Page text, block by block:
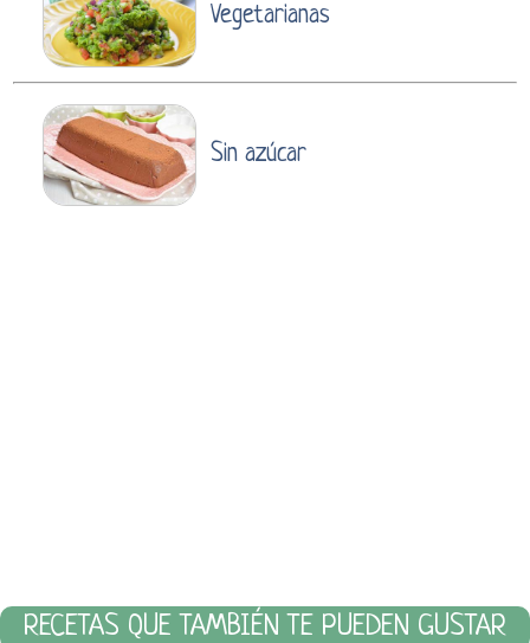
Vegetarianas
Sin azúcar
RECETAS QUE TAMBIÉN TE PUEDEN GUSTAR